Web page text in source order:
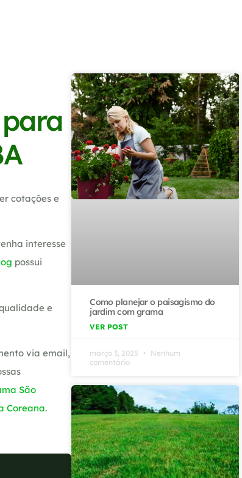
cotações e
interesse
possui
e
via email,
São
Coreana.
Como planejar o paisagismo do
jardim com grama
VER POST
março 3, 2025
Nenhum
comentário